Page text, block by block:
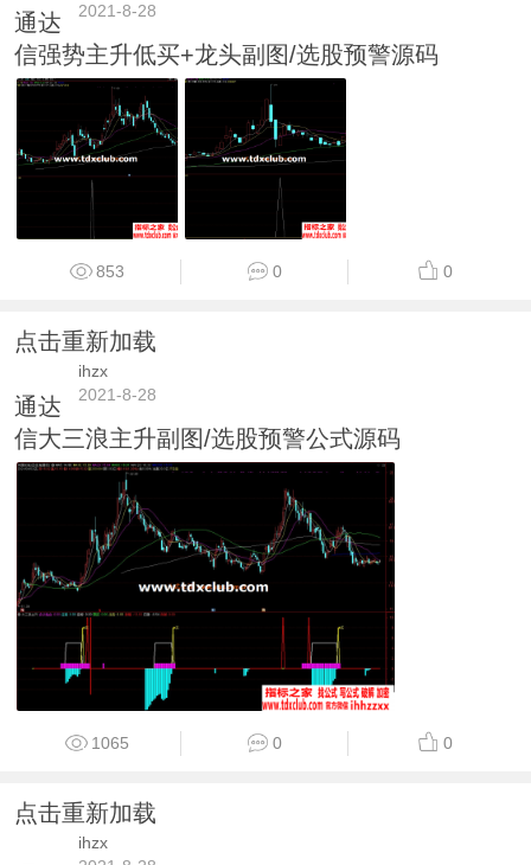
2021-8-28
通达
信强势主升低买+龙头副图/选股预警源码
853 0 0
点击重新加载
ihzx
2021-8-28
通达
信大三浪主升副图/选股预警公式源码
1065 0 0
点击重新加载
ihzx